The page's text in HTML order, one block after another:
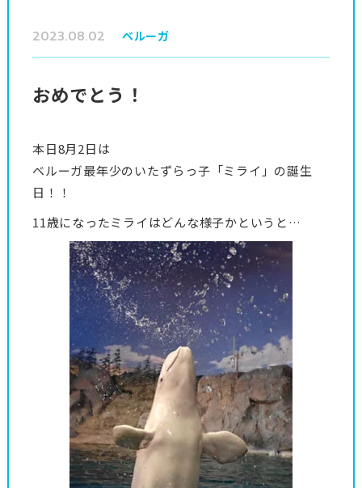
2023.08.02 ベルーガ
おめでとう！
本日8月2日は
ベルーガ最年少のいたずらっ子「ミライ」の誕生
日！！
11歳になったミライはどんな様子かというと…